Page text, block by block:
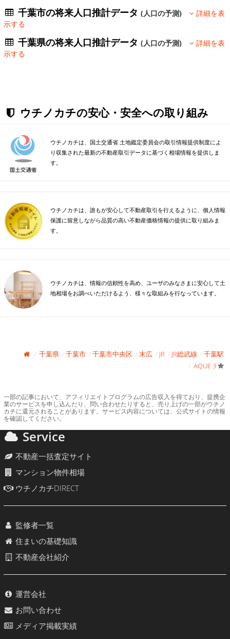
千葉市の将来人口推計データ(人口の予測)
詳細を表
示する
千葉県の将来人口推計データ(人口の予測)
詳細を表
示する
ウチノカチの安心・安全への取り組み
ウチノカチは、国土交通省 土地鑑定委員会の取引情報提供制度によ
り収集された最新の不動産取引データに基づく相場情報を提供しま
す。
ウチノカチは、誰もが安心して不動産取引を行えるように、個人情報
保護に留意しながら品質の高い不動産価格情報の提供に取り組みま
す。
ウチノカチは、情報の信頼性を高め、ユーザのみなさまに安心して土
地相場をお調べいただけるよう、様々な取組みを行なっています。
千葉県 千葉市 千葉市中央区 末広 JR JR総武線
千葉駅
AQUE 3
一部の記事において、アフィリエイトプログラムの広告収入を得ており、提携企
業のサービスを申し込んだり、問い合わせたりすると、売り上げの一部がウチノ
カチに還元されることがあります。サービス内容については、公式サイトの情報
を確認してください。
Service
不動産一括査定サイト
マンション物件相場
ウチノカチDIRECT
監修者一覧
住まいの基礎知識
不動産会社紹介
運営会社
お問い合わせ
メディア掲載実績